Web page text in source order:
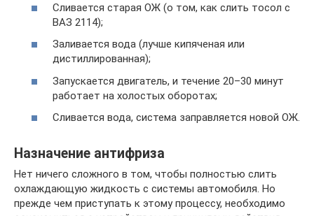
Сливается старая ОЖ (о том, как слить тосол с
ВАЗ 2114);
Заливается вода (лучше кипяченая или
дистиллированная);
Запускается двигатель, и течение 20–30 минут
работает на холостых оборотах;
Сливается вода, система заправляется новой ОЖ.
Назначение антифриза
Нет ничего сложного в том, чтобы полностью слить
охлаждающую жидкость с системы автомобиля. Но
прежде чем приступать к этому процессу, необходимо